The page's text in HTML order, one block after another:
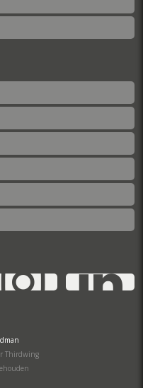
Thirdwing